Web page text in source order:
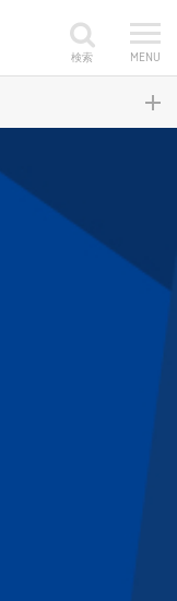
MENU
検索